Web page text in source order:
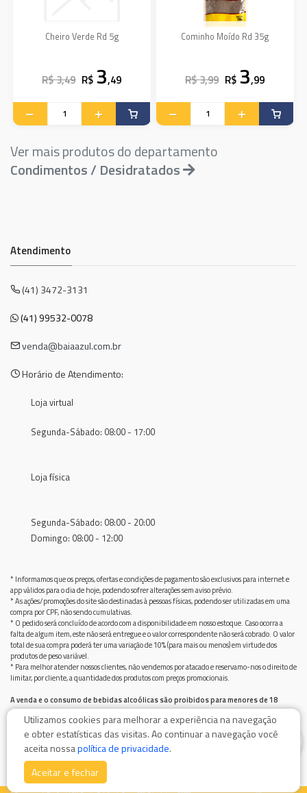
Cheiro Verde Rd 5g
R$ 3,49 R$ 3,49
Cominho Moído Rd 35g
R$ 3,99 R$ 3,99
Ver mais produtos do departamento
Condimentos / Desidratados
Atendimento
(41) 3472-3131
(41) 99532-0078
venda@baiaazul.com.br
Horário de Atendimento:
Loja virtual
Segunda-Sábado: 08:00 - 17:00
Loja física
Segunda-Sábado: 08:00 - 20:00
Domingo: 08:00 - 12:00
* Informamos que os preços, ofertas e condições de pagamento são exclusivos para internet e
app válidos para o dia de hoje, podendo sofrer alterações sem aviso prévio.
* As ações/promoções do site são destinadas à pessoas físicas, podendo ser utilizadas em uma
compra por CPF, não sendo cumulativas.
* O pedido será concluído de acordo com a disponibilidade em nosso estoque. Caso ocorra a
falta de algum item, este não será entregue e o valor correspondente não será cobrado. O valor
total de sua compra poderá ter uma variação de 10% (para mais ou menos) em virtude dos
produtos de peso variável.
* Para melhor atender nossos clientes, não vendemos por atacado e reservamo-nos o direito de
limitar, por cliente, a quantidade dos produtos com preços promocionais.
A venda e o consumo de bebidas alcoólicas são proibidos para menores de 18
anos.
Bebida alcoólica pode causar dependência química e, em excesso, provoca graves males à saúde.
Beba com moderação
Utilizamos cookies para melhorar a experiência na navegação
e obter estatísticas das visitas. Ao continuar a navegação você
aceita nossapolítica de privacidade.
Aceitar e fechar